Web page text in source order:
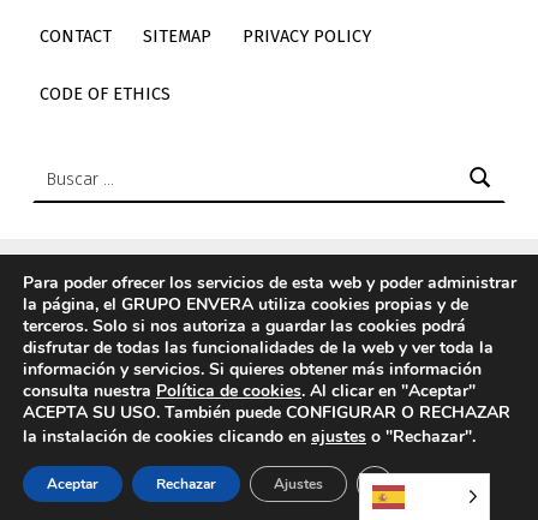
MENU
CONTACT SITEMAP PRIVACY POLICY
CODE OF ETHICS
© 2026Envera |UsingIcelander WordPresstheme.|Back
to top ↑
Enlace a Twitter de enveraEnlace a Youtube de enveraWebMan Design videos on VimeoEnlace a LinkedIn de enveraEnlace a Instagram de enveraEnlace a TikTok de enveraElemento del menú Back to top ↑
Para poder ofrecer los servicios de esta web y poder administrar
la página, el GRUPO ENVERA utiliza cookies propias y de
terceros. Solo si nos autoriza a guardar las cookies podrá
disfrutar de todas las funcionalidades de la web y ver toda la
información y servicios. Si quieres obtener más información
consulta nuestra Política de cookies. Al clicar en "Aceptar"
ACEPTA SU USO. También puede CONFIGURAR O RECHAZAR
la instalación de cookies clicando en ajustes o "Rechazar".
Aceptar Rechazar Ajustes CERRAR EL